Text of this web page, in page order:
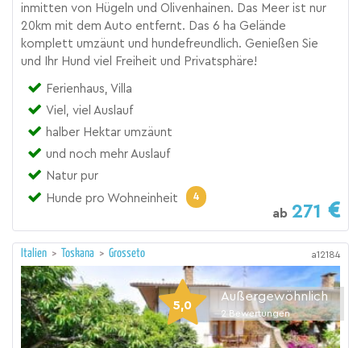
inmitten von Hügeln und Olivenhainen. Das Meer ist nur
20km mit dem Auto entfernt. Das 6 ha Gelände
komplett umzäunt und hundefreundlich. Genießen Sie
und Ihr Hund viel Freiheit und Privatsphäre!
Ferienhaus, Villa
Viel, viel Auslauf
halber Hektar umzäunt
und noch mehr Auslauf
Natur pur
Hunde pro Wohneinheit
4
ab 271
Italien > Toskana > Grosseto a12184
5,0
Außergewöhnlich
2 Bewertungen